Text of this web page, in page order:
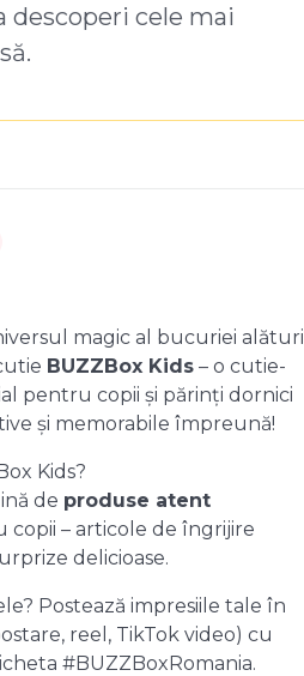
descoperi cele mai
magic al bucuriei alături
BUZZBox Kids– o cutie-
pentru copii și părinți dornici
și memorabile împreună!
Kids?
de produse atent
copii – articole de îngrijire
delicioase.
Postează impresiile tale în
reel, TikTok video) cu
#BUZZBoxRomania.